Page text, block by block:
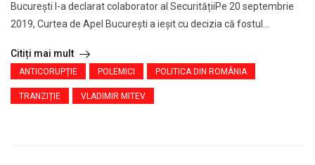
București l-a declarat colaborator al SecuritățiiPe 20 septembrie
2019, Curtea de Apel București a ieșit cu decizia că fostul...
Citiți mai mult
ANTICORUPȚIE POLEMICI POLITICA DIN ROMÂNIA
TRANZIȚIE VLADIMIR MITEV